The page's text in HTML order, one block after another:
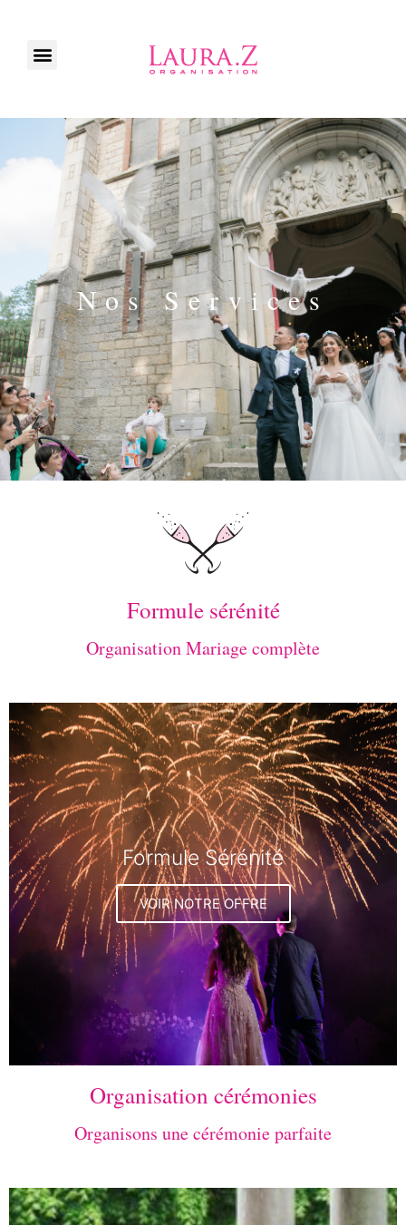
Nos Services
Formule sérénité
Organisation Mariage complète
Formule Sérénité
VOIR NOTRE OFFRE
Organisation cérémonies
Organisons une cérémonie parfaite